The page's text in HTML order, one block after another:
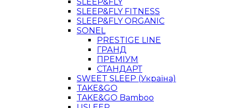
SLEEP&FLY FITNESS
SLEEP&FLY ORGANIC
SONEL
PRESTIGE LINE
ГРАНД
ПРЕМІУМ
СТАНДАРТ
SWEET SLEEP (Україна)
TAKE&GO
TAKE&GO Bamboo